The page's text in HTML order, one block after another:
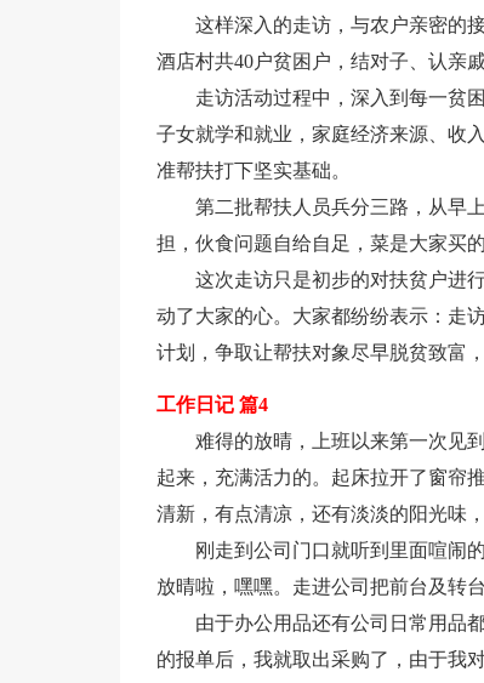
这样深入的走访，与农户亲密的
酒店村共40户贫困户，结对子、认亲
走访活动过程中，深入到每一贫
子女就学和就业，家庭经济来源、收
准帮扶打下坚实基础。
第二批帮扶人员兵分三路，从早
担，伙食问题自给自足，菜是大家买
这次走访只是初步的对扶贫户进
动了大家的心。大家都纷纷表示：走
计划，争取让帮扶对象尽早脱贫致富
工作日记 篇4
难得的放晴，上班以来第一次见
起来，充满活力的。起床拉开了窗帘
清新，有点清凉，还有淡淡的阳光味
刚走到公司门口就听到里面喧闹
放晴啦，嘿嘿。走进公司把前台及转
由于办公用品还有公司日常用品
的报单后，我就取出采购了，由于我